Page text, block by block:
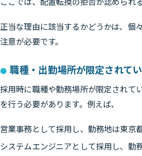
正当な理由に該当するかどうかは、個
注意が必要です。
職種・出勤場所が限定されて
採用時に職種や勤務場所が限定されて
を行う必要があります。例えば、
営業事務として採用し、勤務地は東京
システムエンジニアとして採用し、勤